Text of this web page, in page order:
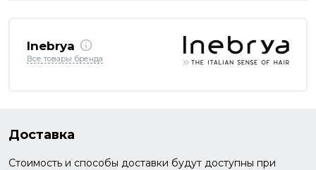
Inebrya
Все товары бренда
Доставка
Стоимость и способы доставки будут доступны при